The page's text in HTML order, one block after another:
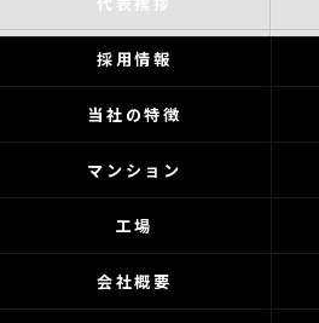
採用情報
当社の特徴
マンション
工場
会社概要